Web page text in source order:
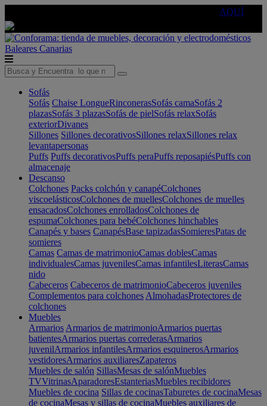
AQUÍ
Baleares Canarias
Sofás
Sofás Chaise LongueRinconerasSofás camaSofás 2
plazasSofás 3 plazasSofás de pielSofás relaxSofás
exteriorDivanes
Sillones Sillones decorativosSillones relaxSillones relax
levantapersonas
Puffs Puffs decorativosPuffs peraPuffs reposapiésPuffs con
almacenaje
Descanso
Colchones Packs colchón y canapéColchones
viscoelásticosColchones de muellesColchones de muelles
ensacadosColchones enrolladosColchones de
espumaColchones para bebéColchones hinchables
Canapés y bases CanapésBase tapizadasSomieresPatas de
somieres
Camas Camas de matrimonioCamas doblesCamas
individualesCamas juvenilesCamas infantilesLiterasCamas
nido
Cabeceros Cabeceros de matrimonioCabeceros juveniles
Complementos para colchones AlmohadasProtectores de
colchones
Muebles
Armarios Armarios de matrimonioArmarios puertas
batientesArmarios puertas correderasArmarios
juvenilArmarios infantilesArmarios esquinerosArmarios
vestidoresArmarios auxiliaresZapateros
Muebles de salón SillasMesas de salónMuebles
TVVitrinasAparadoresEstanteriasMuebles recibidores
Muebles de cocina Sillas de cocinasTaburetes de cocinaMesas
de cocinaMesas y sillas de cocinaMuebles auxiliares de